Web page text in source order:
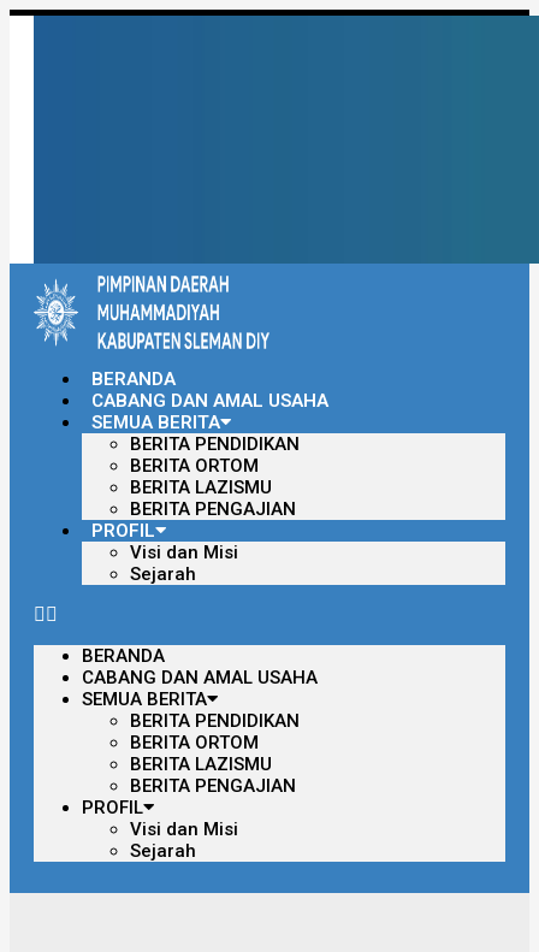
BERANDA
CABANG DAN AMAL USAHA
SEMUA BERITA
BERITA PENDIDIKAN
BERITA ORTOM
BERITA LAZISMU
BERITA PENGAJIAN
PROFIL
Visi dan Misi
Sejarah
BERANDA
CABANG DAN AMAL USAHA
SEMUA BERITA
BERITA PENDIDIKAN
BERITA ORTOM
BERITA LAZISMU
BERITA PENGAJIAN
PROFIL
Visi dan Misi
Sejarah